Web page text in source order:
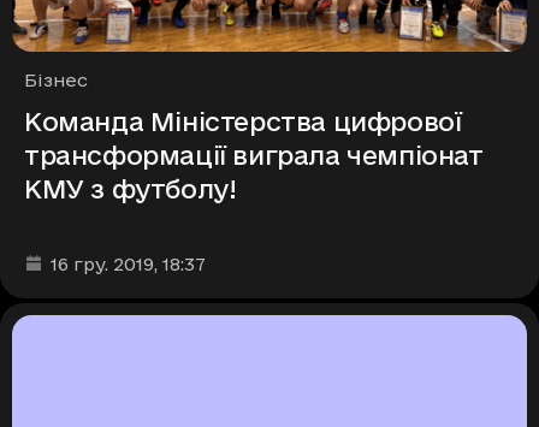
Рубрики
Бізнес
Команда Міністерства цифрової
трансформації виграла чемпіонат
КМУ з футболу!
Дата та час публікації
16 гру. 2019, 18:37